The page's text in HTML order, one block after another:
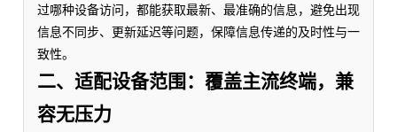
过哪种设备访问，都能获取最新、最准确的信息，避免出现
信息不同步、更新延迟等问题，保障信息传递的及时性与一
致性。
二、适配设备范围：覆盖主流终端，兼
容无压力